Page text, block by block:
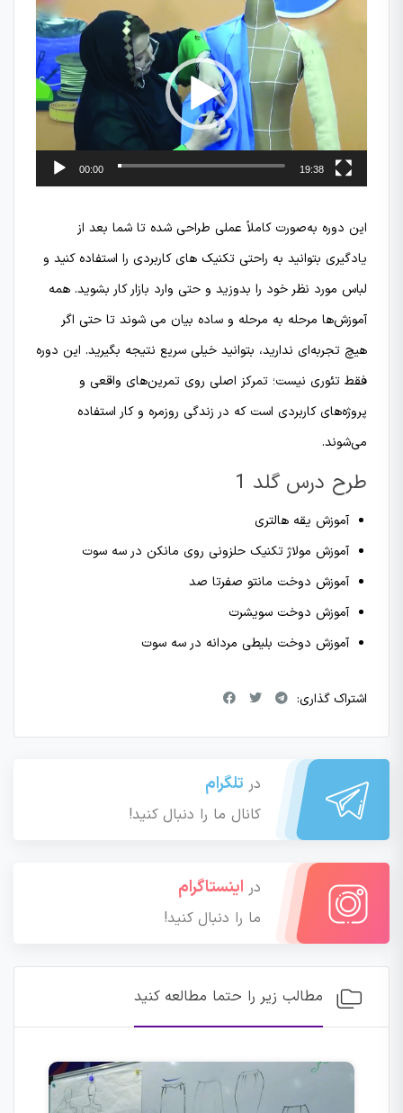
نمایشگر
00:00 19:38
این دوره به‌صورت کاملاً عملی طراحی شده تا شما بعد از
یادگیری بتوانید به راحتی تکنیک های کاربردی را استفاده کنید و
لباس مورد نظر خود را بدوزید و حتی وارد بازار کار بشوید. همه
آموزش‌ها مرحله به مرحله و ساده بیان می شوند تا حتی اگر
هیچ تجربه‌ای ندارید، بتوانید خیلی سریع نتیجه بگیرید. این دوره
فقط تئوری نیست؛ تمرکز اصلی روی تمرین‌های واقعی و
پروژه‌های کاربردی است که در زندگی روزمره و کار استفاده
می‌شوند.
طرح درس گلد 1
آموزش یقه هالتری
آموزش مولاژ تکنیک حلزونی روی مانکن در سه سوت
آموزش دوخت مانتو صفرتا صد
آموزش دوخت سویشرت
آموزش دوخت بلیطی مردانه در سه سوت
اشتراک گذاری:
در تلگرام
کانال ما را دنبال کنید!
در اینستاگرام
ما را دنبال کنید!
مطالب زیر را حتما مطالعه کنید